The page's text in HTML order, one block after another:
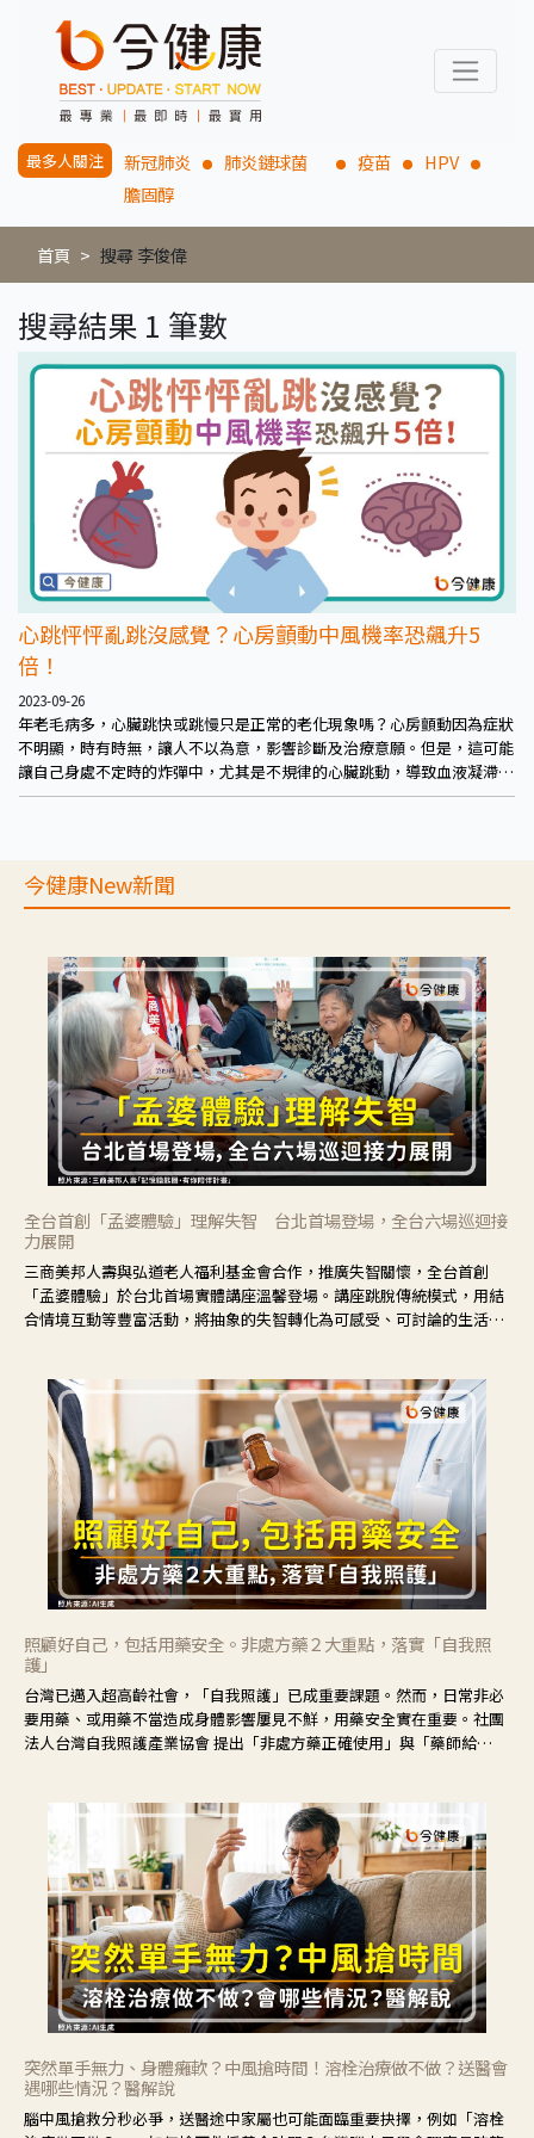
最多人關注 新冠肺炎 肺炎鏈球菌 疫苗
HPV
膽固醇
首頁 搜尋 李俊偉
搜尋結果 1 筆數
心跳怦怦亂跳沒感覺？心房顫動中風機率恐飆升5
倍！
2023-09-26
年老毛病多，心臟跳快或跳慢只是正常的老化現象嗎？心房顫動因為症狀
不明顯，時有時無，讓人不以為意，影響診斷及治療意願。但是，這可能
讓自己身處不定時的炸彈中，尤其是不規律的心臟跳動，導致血液凝滯形
成血栓，便有可能引起腦中風，甚或是其他器官栓塞，大大提升死亡率及
今健康New新聞
全台首創「孟婆體驗」理解失智 台北首場登場，全台六場巡迴接
力展開
三商美邦人壽與弘道老人福利基金會合作，推廣失智關懷，全台首創
「孟婆體驗」於台北首場實體講座溫馨登場。講座跳脫傳統模式，用結
合情境互動等豐富活動，將抽象的失智轉化為可感受、可討論的生活情
照顧好自己，包括用藥安全。非處方藥２大重點，落實「自我照
護」
台灣已邁入超高齡社會，「自我照護」已成重要課題。然而，日常非必
要用藥、或用藥不當造成身體影響屢見不鮮，用藥安全實在重要。社團
法人台灣自我照護產業協會 提出「非處方藥正確使用」與「藥師給
突然單手無力、身體癱軟？中風搶時間！溶栓治療做不做？送醫會
遇哪些情況？醫解說
腦中風搶救分秒必爭，送醫途中家屬也可能面臨重要抉擇，例如「溶栓